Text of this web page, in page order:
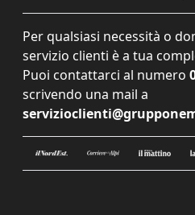
Per qualsiasi necessità o
servizio clienti è a tua
Puoi contattarci al numero
scrivendo una mail a